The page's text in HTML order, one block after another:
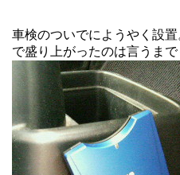
車検のついでにようやく設
で盛り上がったのは言うまで